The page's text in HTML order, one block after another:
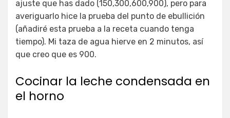
ajuste que has dado (150,300,600,900), pero para
averiguarlo hice la prueba del punto de ebullición
(añadiré esta prueba a la receta cuando tenga
tiempo). Mi taza de agua hierve en 2 minutos, así
que creo que es 900.
Cocinar la leche condensada en
el horno